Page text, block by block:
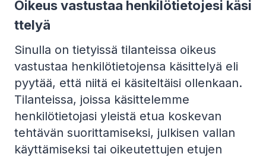
Oikeus vastustaa henkilötietojesi käsi
ttelyä
Sinulla on tietyissä tilanteissa oikeus
vastustaa henkilötietojensa käsittelyä eli
pyytää, että niitä ei käsiteltäisi ollenkaan.
Tilanteissa, joissa käsittelemme
henkilötietojasi yleistä etua koskevan
tehtävän suorittamiseksi, julkisen vallan
käyttämiseksi tai oikeutettujen etujen